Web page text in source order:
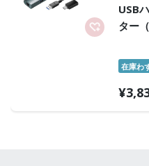
USB
ター
在庫わ
¥